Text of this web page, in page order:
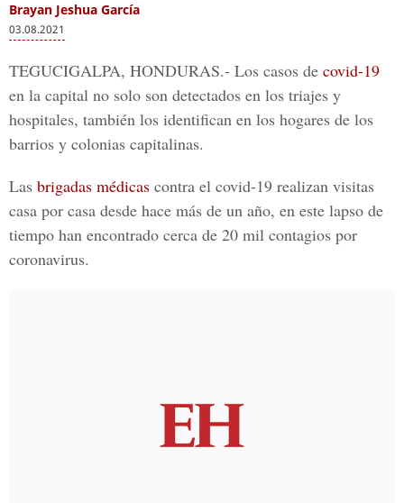
Brayan Jeshua García
03.08.2021
TEGUCIGALPA, HONDURAS.- Los casos de covid-19
en la capital no solo son detectados en los triajes y
hospitales, también los identifican en los hogares de los
barrios y colonias capitalinas.
Las brigadas médicas contra el covid-19 realizan visitas
casa por casa desde hace más de un año, en este lapso de
tiempo han encontrado cerca de 20 mil contagios por
coronavirus.